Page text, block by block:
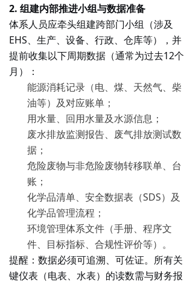
2. 组建内部推进小组与数据准备
体系人员应牵头组建跨部门小组（涉及
EHS、生产、设备、行政、仓库等），并
提前收集以下周期数据（通常为过去12个
月）：
能源消耗记录（电、煤、天然气、柴
油等）及对应账单；
用水量、回用水量及水源信息；
废水排放监测报告、废气排放测试数
据；
危险废物与非危险废物转移联单、台
账；
化学品清单、安全数据表（SDS）及
化学品管理流程；
环境管理体系文件（手册、程序文
件、目标指标、合规性评价等）。
提醒 ：数据必须可追溯、可佐证。所有关
键仪表（电表、水表）的读数需与财务报